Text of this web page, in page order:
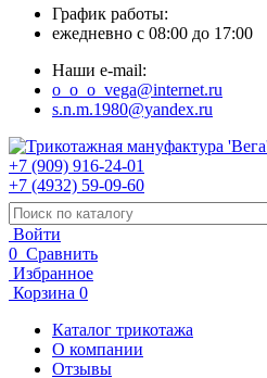
График работы:
ежедневно с 08:00 до 17:00
Наши e-mail:
o_o_o_vega@internet.ru
s.n.m.1980@yandex.ru
+7 (909) 916-24-01
+7 (4932) 59-09-60
Войти
0 Сравнить
Избранное
Корзина 0
Каталог трикотажа
О компании
Отзывы